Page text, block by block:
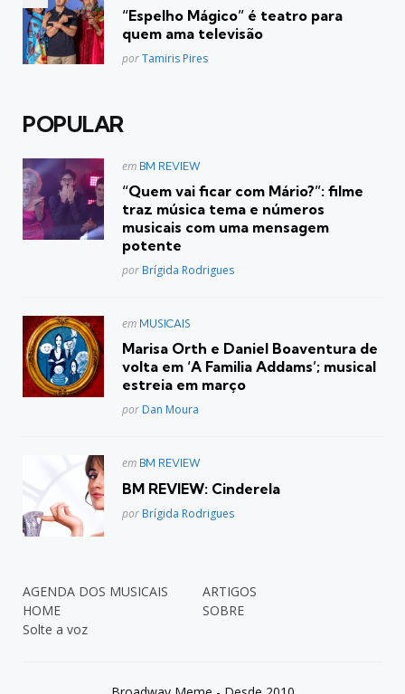
“Espelho Mágico” é teatro para
quem ama televisão
Posted
porTamiris Pires
POPULAR
Postado
em BM REVIEW
“Quem vai ficar com Mário?”: filme
traz música tema e números
musicais com uma mensagem
potente
Posted
por Brígida Rodrigues
Postado
em MUSICAIS
Marisa Orth e Daniel Boaventura de
volta em ‘A Familia Addams’; musical
estreia em março
Posted
por Dan Moura
Postado
em BM REVIEW
BM REVIEW: Cinderela
Posted
por Brígida Rodrigues
AGENDA DOS MUSICAIS
ARTIGOS
HOME
SOBRE
Solte a voz